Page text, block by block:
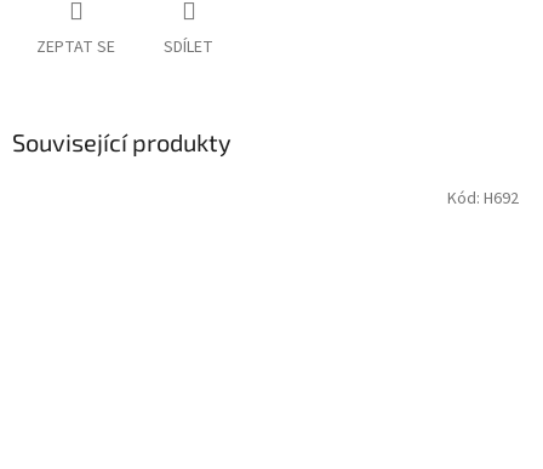
ZEPTAT SE SDÍLET
Související produkty
Kód: H692